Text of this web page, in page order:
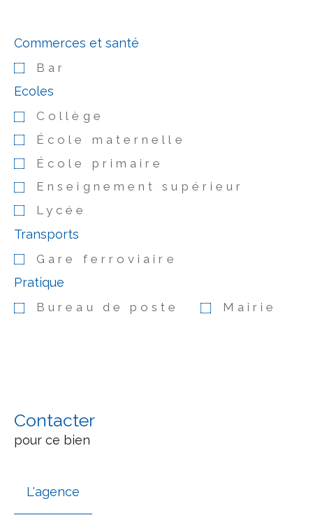
Commerces et santé
Bar
Ecoles
Collège
École maternelle
École primaire
Enseignement supérieur
Lycée
Transports
Gare ferroviaire
Pratique
Bureau de poste Mairie
Contacter
pour ce bien
L'agence